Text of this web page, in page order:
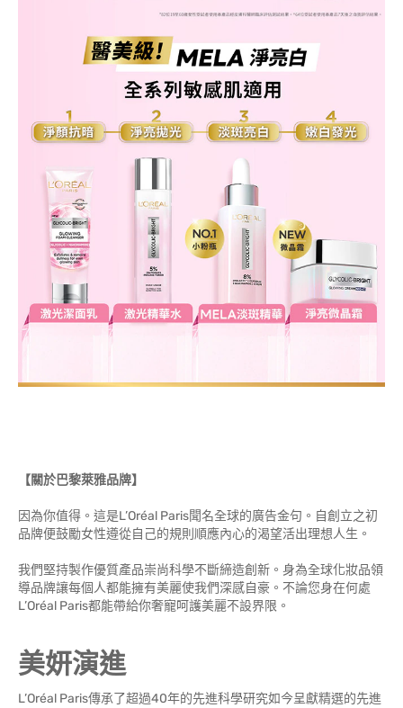
【關於巴黎萊雅品牌】
因為你值得。這是L’Oréal Paris聞名全球的廣告金句。自創立之初
品牌便鼓勵女性遵從自己的規則順應內心的渴望活出理想人生。
我們堅持製作優質產品崇尚科學不斷締造創新。身為全球化妝品領
導品牌讓每個人都能擁有美麗使我們深感自豪。不論您身在何處
L’Oréal Paris都能帶給你奢寵呵護美麗不設界限。
美妍演進
L’Oréal Paris傳承了超過40年的先進科學研究如今呈獻精選的先進